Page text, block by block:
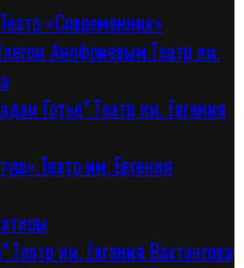
«Современник»
Анофриевым.Театр им.
Готье”.Театр им. Евгения
им. Евгения
им. Евгения Вахтангова